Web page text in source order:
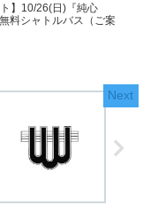
】10/26(日)『純心
料シャトルバス（ご案